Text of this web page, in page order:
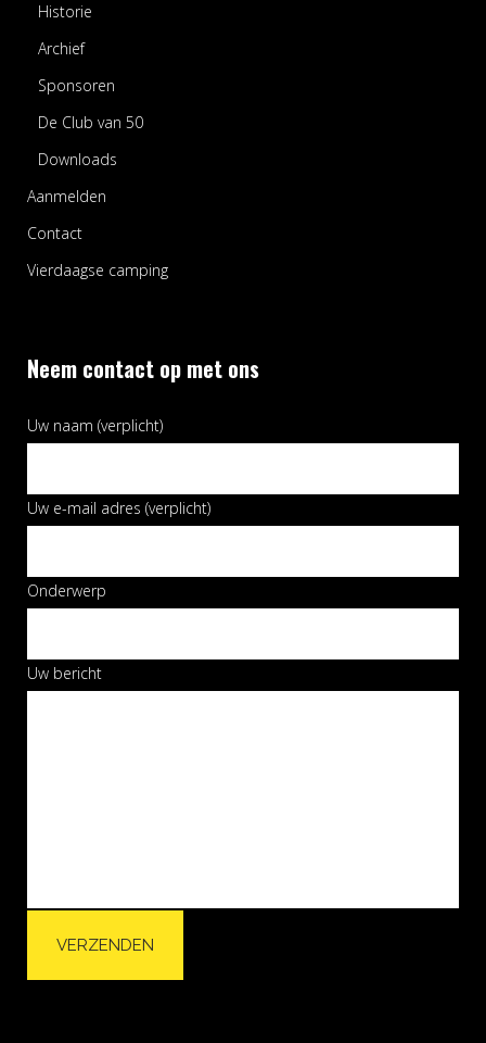
Historie
Archief
Sponsoren
De Club van 50
Downloads
Aanmelden
Contact
Vierdaagse camping
Neem contact op met ons
Uw naam (verplicht)
Uw e-mail adres (verplicht)
Onderwerp
Uw bericht